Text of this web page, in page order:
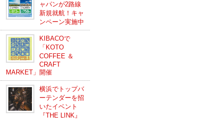
ャパンが2路線
新規就航！キャ
ンペーン実施中
KIBACOで
「KOTO
COFFEE ＆
CRAFT
MARKET」開催
横浜でトップバ
ーテンダーを招
いたイベント
『THE LINK』